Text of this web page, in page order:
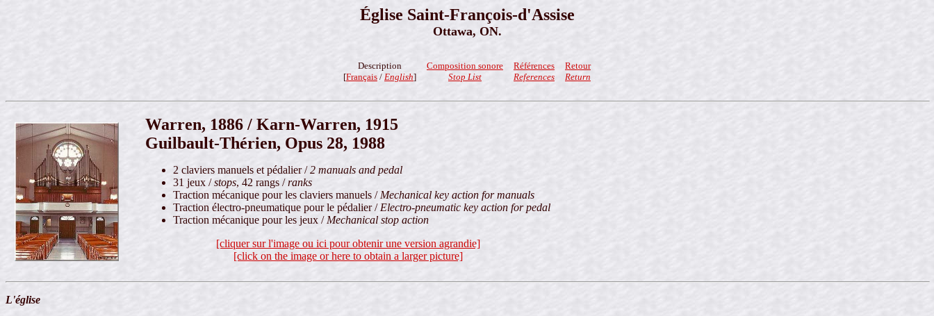
Église Saint-François-d'Assise
Ottawa, ON.
Description
[Français / English]
Composition sonore
Stop List
Références
References
Retour
Return
Warren, 1886 / Karn-Warren, 1915
Guilbault-Thérien, Opus 28, 1988
2 claviers manuels et pédalier /2 manuals and pedal
31 jeux /stops, 42 rangs /ranks
Traction mécanique pour les claviers manuels /Mechanical key action for manuals
Traction électro-pneumatique pour le pédalier /Electro-pneumatic key action for pedal
Traction mécanique pour les jeux /Mechanical stop action
[cliquer sur l'image ou ici pour obtenir une version agrandie]
[click on the image or here to obtain a larger picture]
L'église